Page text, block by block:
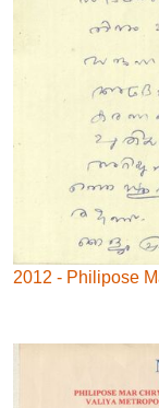
2012 - Philipose